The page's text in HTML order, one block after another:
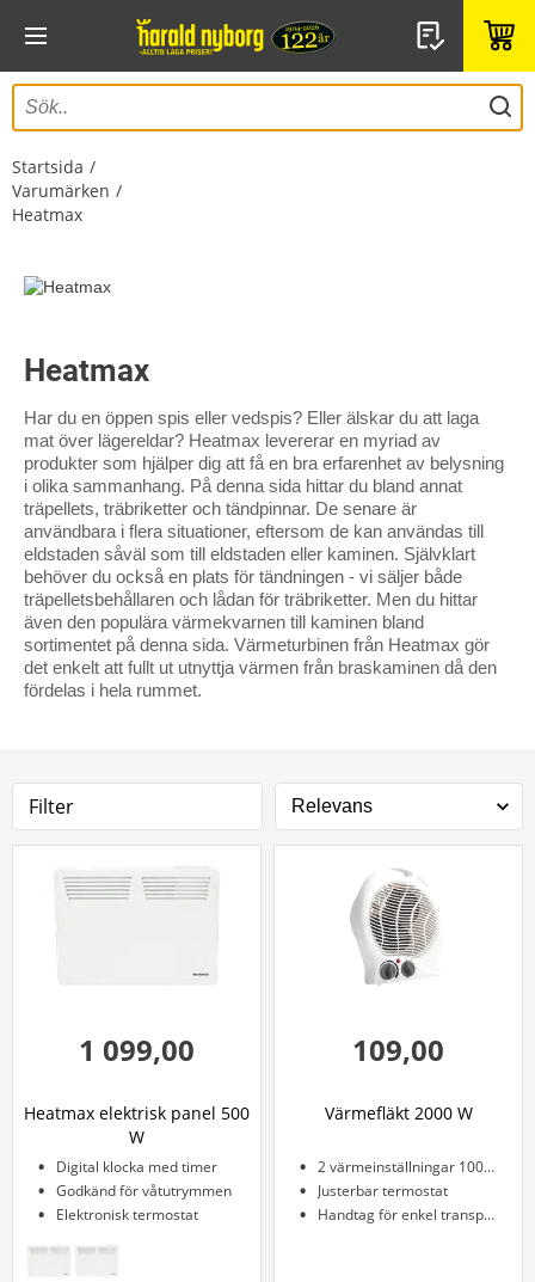
Startsida
Varumärken
Heatmax
Heatmax
Har du en öppen spis eller vedspis? Eller älskar du att laga
mat över lägereldar? Heatmax levererar en myriad av
produkter som hjälper dig att få en bra erfarenhet av belysning
i olika sammanhang. På denna sida hittar du bland annat
träpellets, träbriketter och tändpinnar. De senare är
användbara i flera situationer, eftersom de kan användas till
eldstaden såväl som till eldstaden eller kaminen. Självklart
behöver du också en plats för tändningen - vi säljer både
träpelletsbehållaren och lådan för träbriketter. Men du hittar
även den populära värmekvarnen till kaminen bland
sortimentet på denna sida. Värmeturbinen från Heatmax gör
det enkelt att fullt ut utnyttja värmen från braskaminen då den
fördelas i hela rummet.
Filter
1 099,00
Heatmax elektrisk panel 500
W
Digital klocka med timer
Godkänd för våtutrymmen
Elektronisk termostat
109,00
Värmefläkt 2000 W
2 värmeinställningar 1000 W och 2000 W
Justerbar termostat
Handtag för enkel transport